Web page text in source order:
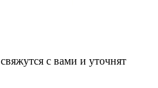
с вами и уточнят